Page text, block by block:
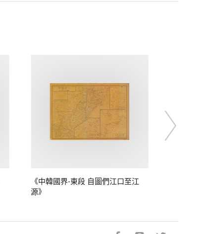
《中韓國界-東段 自圖們江口至江
源》